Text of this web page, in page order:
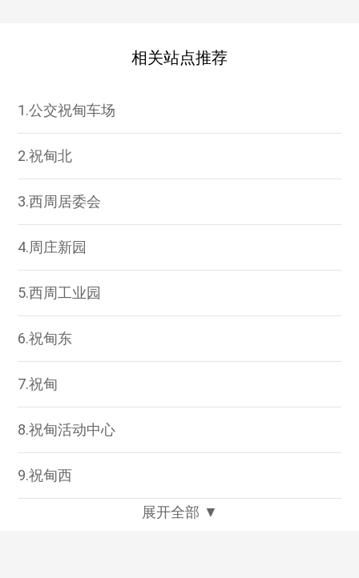
相关站点推荐
1.公交祝甸车场
2.祝甸北
3.西周居委会
4.周庄新园
5.西周工业园
6.祝甸东
7.祝甸
8.祝甸活动中心
9.祝甸西
展开全部 ▼